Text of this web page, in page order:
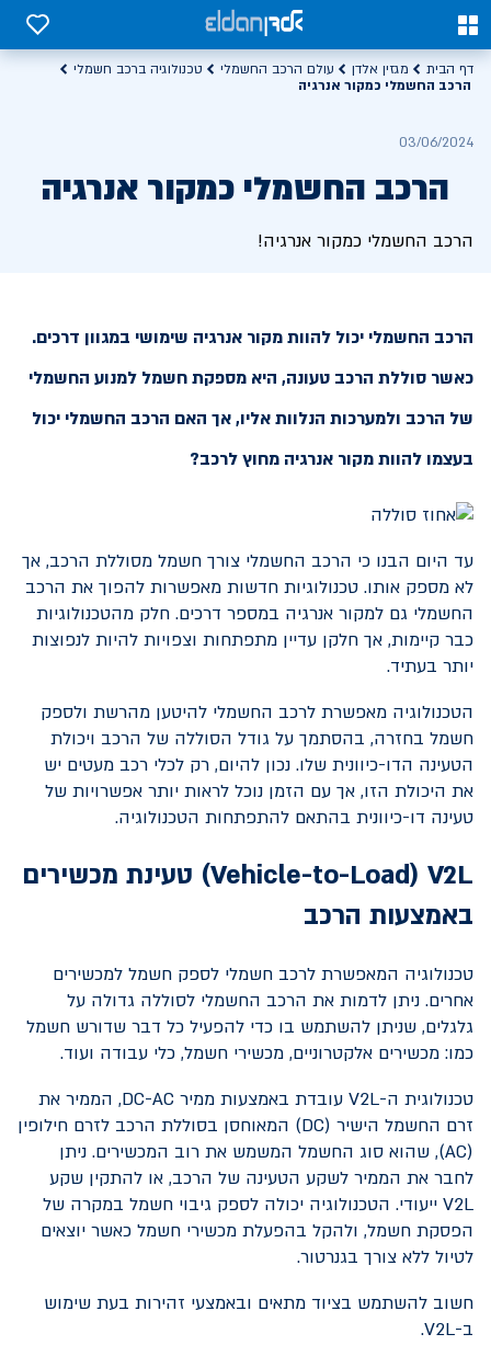
0
0
דף הבית מגזין אלדן עולם הרכב החשמלי
טכנולוגיה ברכב חשמלי
הרכב החשמלי כמקור אנרגיה
03/06/2024
הרכב החשמלי כמקור אנרגיה
הרכב החשמלי כמקור אנרגיה!
הרכב החשמלי יכול להוות מקור אנרגיה שימושי במגוון דרכים.
כאשר סוללת הרכב טעונה, היא מספקת חשמל למנוע החשמלי
של הרכב ולמערכות הנלוות אליו, אך האם הרכב החשמלי יכול
בעצמו להוות מקור אנרגיה מחוץ לרכב?
עד היום הבנו כי הרכב החשמלי צורך חשמל מסוללת הרכב, אך
לא מספק אותו. טכנולוגיות חדשות מאפשרות להפוך את הרכב
החשמלי גם למקור אנרגיה במספר דרכים. חלק מהטכנולוגיות
כבר קיימות, אך חלקן עדיין מתפתחות וצפויות להיות לנפוצות
יותר בעתיד.
הטכנולוגיה מאפשרת לרכב החשמלי להיטען מהרשת ולספק
חשמל בחזרה, בהסתמך על גודל הסוללה של הרכב ויכולת
הטעינה הדו-כיוונית שלו. נכון להיום, רק לכלי רכב מעטים יש
את היכולת הזו, אך עם הזמן נוכל לראות יותר אפשרויות של
טעינה דו-כיוונית בהתאם להתפתחות הטכנולוגיה.
V2L
(
Vehicle-to-Load) טעינת מכשירים
באמצעות הרכב
טכנולוגיה המאפשרת לרכב חשמלי לספק חשמל למכשירים
אחרים. ניתן לדמות את הרכב החשמלי לסוללה גדולה על
גלגלים, שניתן להשתמש בו כדי להפעיל כל דבר שדורש חשמל
כמו: מכשירים אלקטרוניים, מכשירי חשמל, כלי עבודה ועוד.
טכנולוגית ה-V2L עובדת באמצעות ממיר DC-AC, הממיר את
זרם החשמל הישיר (DC) המאוחסן בסוללת הרכב לזרם חילופין
(
AC), שהוא סוג החשמל המשמש את רוב המכשירים. ניתן
לחבר את הממיר לשקע הטעינה של הרכב, או להתקין שקע
V2L ייעודי. הטכנולוגיה יכולה לספק גיבוי חשמל במקרה של
הפסקת חשמל, ולהקל בהפעלת מכשירי חשמל כאשר יוצאים
לטיול ללא צורך בגנרטור.
חשוב להשתמש בציוד מתאים ובאמצעי זהירות בעת שימוש
ב-V2L
.